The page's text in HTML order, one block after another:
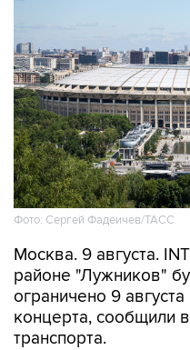
Фото: Сергей Фадеичев/ТАСС
Москва. 9 августа.
районе "Лужников"
ограничено 9
концерта, сообщили
транспорта.